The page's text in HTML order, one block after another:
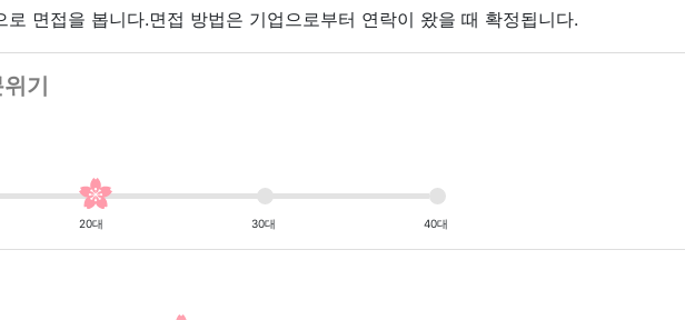
로 면접을 봅니다.면접 방법은 기업으로부터 연락이 왔을 때 확정됩니다.
기
20대 30대 40대